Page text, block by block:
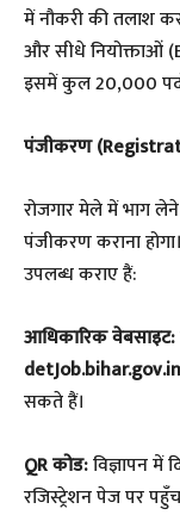
में नौकरी की तलाश
और सीधे नियोक्ताओं
इसमें कुल 20,000 पदों
​पंजीकरण
​रोजगार मेले में भाग
पंजीकरण कराना
उपलब्ध कराए हैं:
आधिकारिक वेबसाइट:
सकते हैं।
QR कोड:विज्ञापन
रजिस्ट्रेशन पेज पर